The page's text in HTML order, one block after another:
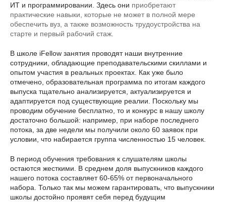
ИТ и программировании. Здесь они приобретают
практические навыки, которые не может в полной мере
обеспечить вуз, а также возможность трудоустройства на
старте и первый рабочий стаж.
В школе iFellow занятия проводят наши внутренние
сотрудники, обладающие преподавательскими скиллами и
опытом участия в реальных проектах. Как уже было
отмечено, образовательная программа по итогам каждого
выпуска тщательно анализируется, актуализируется и
адаптируется под существующие реалии. Поскольку мы
проводим обучение бесплатно, то и конкурс в нашу школу
достаточно большой: например, при наборе последнего
потока, за две недели мы получили около 60 заявок при
условии, что набирается группа численностью 15 человек.
В период обучения требования к слушателям школы
остаются жесткими. В среднем доля выпускников каждого
нашего потока составляет 60-65% от первоначального
набора. Только так мы можем гарантировать, что выпускники
школы достойно проявят себя перед будущим